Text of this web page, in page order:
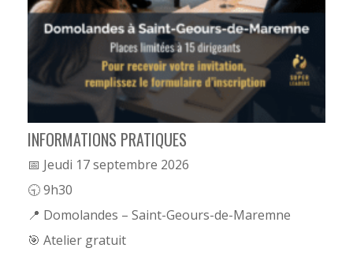
INFORMATIONS PRATIQUES
📅 Jeudi 17 septembre 2026
🕤 9h30
📍 Domolandes – Saint-Geours-de-Maremne
🎯 Atelier gratuit